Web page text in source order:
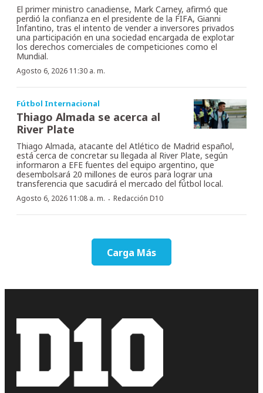
El primer ministro canadiense, Mark Carney, afirmó que
perdió la confianza en el presidente de la FIFA, Gianni
Infantino, tras el intento de vender a inversores privados
una participación en una sociedad encargada de explotar
los derechos comerciales de competiciones como el
Mundial.
Agosto 6, 2026 11:30 a. m.
Fútbol Internacional
Thiago Almada se acerca al
River Plate
Thiago Almada, atacante del Atlético de Madrid español,
está cerca de concretar su llegada al River Plate, según
informaron a EFE fuentes del equipo argentino, que
desembolsará 20 millones de euros para lograr una
transferencia que sacudirá el mercado del fútbol local.
Agosto 6, 2026 11:08 a. m. · Redacción D10
Carga Más